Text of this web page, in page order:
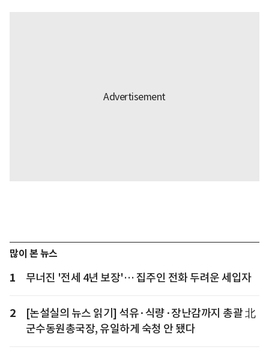
많이 본 뉴스
1 무너진 '전세 4년 보장'… 집주인 전화 두려운 세입자
2
[논설실의 뉴스 읽기] 석유·식량·장난감까지 총괄 北
군수동원총국장, 유일하게 숙청 안 됐다